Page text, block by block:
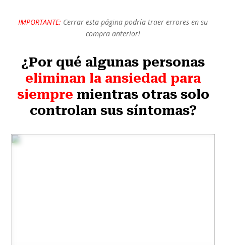
IMPORTANTE: Cerrar esta página podría traer errores en su
compra anterior!
¿Por qué algunas personas
eliminan la ansiedad para
siempre mientras otras solo
controlan sus síntomas?